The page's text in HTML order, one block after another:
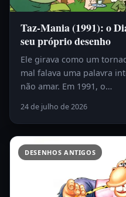
Taz-Mania (1991): o
seu próprio desenho
Ele girava como um
mal falava uma palavra
não amar. Em 1991, o…
24 de julho de 2026
DESENHOS ANTIGOS